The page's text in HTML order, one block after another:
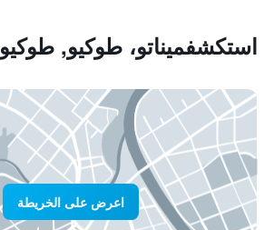
استكشفميناتو، طوكيو, طوكيو
اعرض على الخريطة